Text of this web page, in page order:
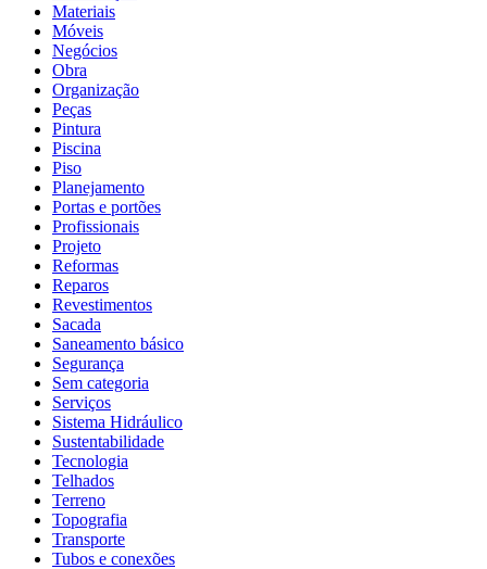
Materiais
Móveis
Negócios
Obra
Organização
Peças
Pintura
Piscina
Piso
Planejamento
Portas e portões
Profissionais
Projeto
Reformas
Reparos
Revestimentos
Sacada
Saneamento básico
Segurança
Sem categoria
Serviços
Sistema Hidráulico
Sustentabilidade
Tecnologia
Telhados
Terreno
Topografia
Transporte
Tubos e conexões